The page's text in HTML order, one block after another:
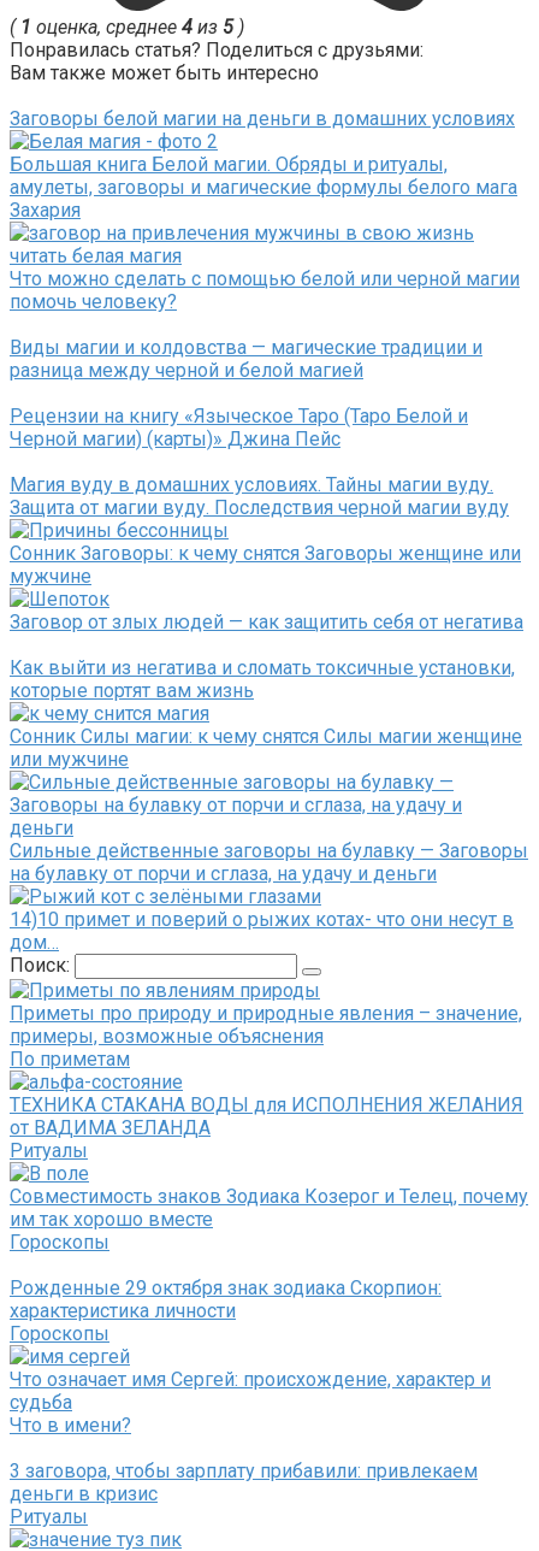
( 1 оценка, среднее 4 из 5)
Понравилась статья? Поделиться с друзьями:
Вам также может быть интересно
Заговоры белой магии на деньги в домашних условиях
Большая книга Белой магии. Обряды и ритуалы,
амулеты, заговоры и магические формулы белого мага
Захария
Что можно сделать с помощью белой или черной магии
помочь человеку?
Виды магии и колдовства — магические традиции и
разница между черной и белой магией
Рецензии на книгу «Языческое Таро (Таро Белой и
Черной магии) (карты)» Джина Пейс
Магия вуду в домашних условиях. Тайны магии вуду.
Защита от магии вуду. Последствия черной магии вуду
Сонник Заговоры: к чему снятся Заговоры женщине или
мужчине
Заговор от злых людей — как защитить себя от негатива
Как выйти из негатива и сломать токсичные установки,
которые портят вам жизнь
Сонник Силы магии: к чему снятся Силы магии женщине
или мужчине
Сильные действенные заговоры на булавку — Заговоры
на булавку от порчи и сглаза, на удачу и деньги
14)10 примет и поверий о рыжих котах- что они несут в
дом…
Поиск:
Приметы про природу и природные явления – значение,
примеры, возможные объяснения
По приметам
ТЕХНИКА СТАКАНА ВОДЫ для ИСПОЛНЕНИЯ ЖЕЛАНИЯ
от ВАДИМА ЗЕЛАНДА
Ритуалы
Совместимость знаков Зодиака Козерог и Телец, почему
им так хорошо вместе
Гороскопы
Рожденные 29 октября знак зодиака Скорпион:
характеристика личности
Гороскопы
Что означает имя Сергей: происхождение, характер и
судьба
Что в имени?
3 заговора, чтобы зарплату прибавили: привлекаем
деньги в кризис
Ритуалы